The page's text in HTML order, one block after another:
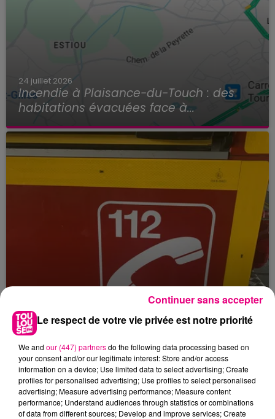
24 juillet 2026
Incendie à Plaisance-du-Touch : des
habitations évacuées face à...
23 juillet 2026
Violent incendie au nord de Toulouse
Le respect de votre vie privée est notre priorité
We and our (447) partnersdo the following data processing based on
your consent and/or our legitimate interest: Store and/or access
information on a device; Use limited data to select advertising; Create
profiles for personalised advertising; Use profiles to select personalised
advertising; Measure advertising performance; Measure content
performance; Understand audiences through statistics or combinations
of data from different sources; Develop and improve services; Create
Continuer sans accepter